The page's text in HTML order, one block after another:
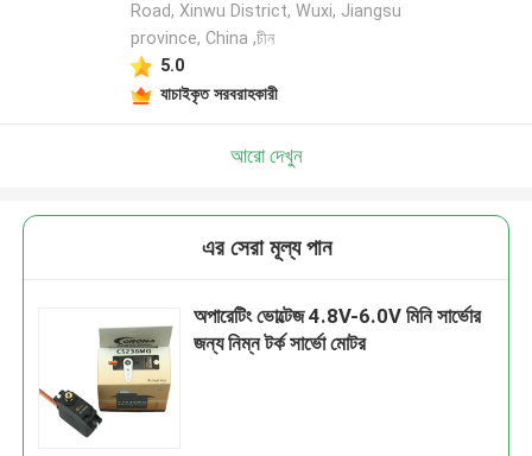
Road, Xinwu District, Wuxi, Jiangsu
province, China ,চীন
5.0
যাচাইকৃত সরবরাহকারী
আরো দেখুন
এর সেরা মূল্য পান
অপারেটিং ভোল্টেজ 4.8V-6.0V মিনি সার্ভোর
জন্য নিম্ন টর্ক সার্ভো মোটর